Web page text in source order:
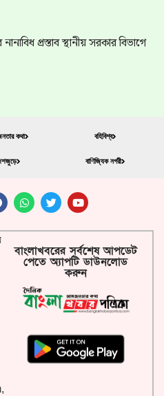
প্রস্তাব স্থানীয় সরকার বিভাগে
কথা বহিবিশ্ব
বাণিজ্যিক নগরী
,
বাংলাখবরের সর্বশেষ আপডেট
পেতে অ্যাপটি ডাউনলোড
করুন